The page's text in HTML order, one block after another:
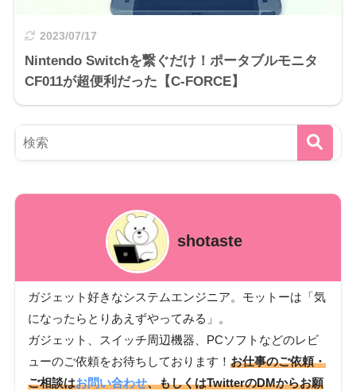
2023/07/17
Nintendo Switchを繋ぐだけ！ポータブルモニタ
CF011が超便利だった【C-FORCE】
shotaste
ガジェット好きなシステムエンジニア。モットーは「気
になったらとりあえずやってみる」。
ガジェット、スイッチ周辺機器、PCソフトなどのレビ
ューのご依頼をお待ちしております！ お仕事のご依頼・
ご相談はお問い合わせ、もしくはTwitterのDMからお願